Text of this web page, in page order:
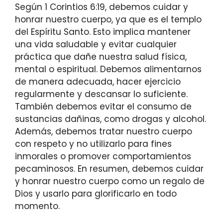
Según 1 Corintios 6:19, debemos cuidar y
honrar nuestro cuerpo, ya que es el templo
del Espíritu Santo. Esto implica mantener
una vida saludable y evitar cualquier
práctica que dañe nuestra salud física,
mental o espiritual. Debemos alimentarnos
de manera adecuada, hacer ejercicio
regularmente y descansar lo suficiente.
También debemos evitar el consumo de
sustancias dañinas, como drogas y alcohol.
Además, debemos tratar nuestro cuerpo
con respeto y no utilizarlo para fines
inmorales o promover comportamientos
pecaminosos. En resumen, debemos cuidar
y honrar nuestro cuerpo como un regalo de
Dios y usarlo para glorificarlo en todo
momento.